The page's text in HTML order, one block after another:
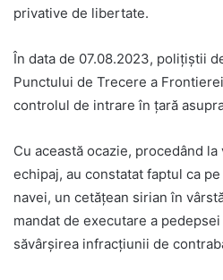
privative de libertate.
În data de 07.08.2023, polițiștii
Punctului de Trecere a
controlul de intrare în țară
Cu această ocazie, procedând
echipaj, au constatat faptul ca
navei, un cetățean sirian în
mandat de executare a
săvârșirea infracțiunii de